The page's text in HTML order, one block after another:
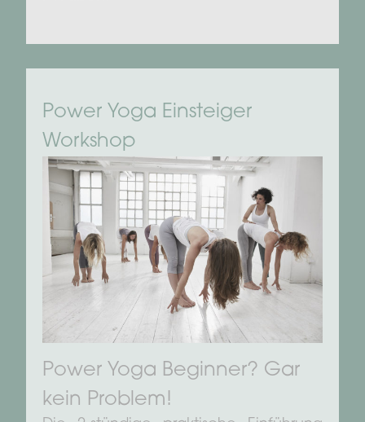
Power Yoga Einsteiger
Workshop
Power Yoga Beginner? Gar
kein Problem!